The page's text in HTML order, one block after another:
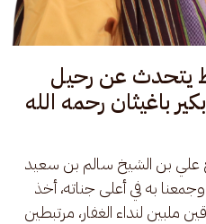
(مقرر الدورة
هدِيَّة الصَّدِيق، للحبيب
عبدالله بن حسين بن طاهر، وهي مقرر الدورة التعليمية ال32
من (فصل في تلاوة القرآن)